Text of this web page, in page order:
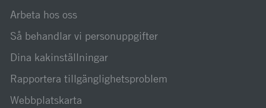
Arbeta hos oss
Så behandlar vi personuppgifter
Dina kakinställningar
Rapportera tillgänglighetsproblem
Webbplatskarta